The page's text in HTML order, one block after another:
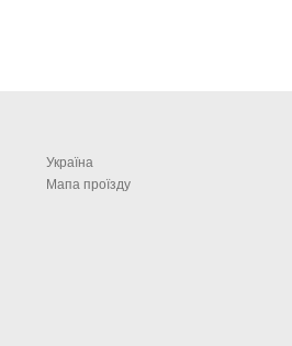
Україна
Мапа проїзду